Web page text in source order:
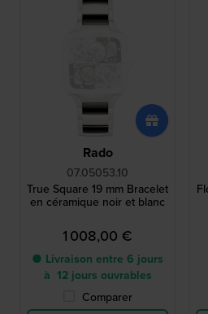
Rado
07.05053.10
True Square 19 mm Bracelet
en céramique noir et blanc
1 008,00 €
● Livraison entre 6 jours
à 12 jours ouvrables
Comparer